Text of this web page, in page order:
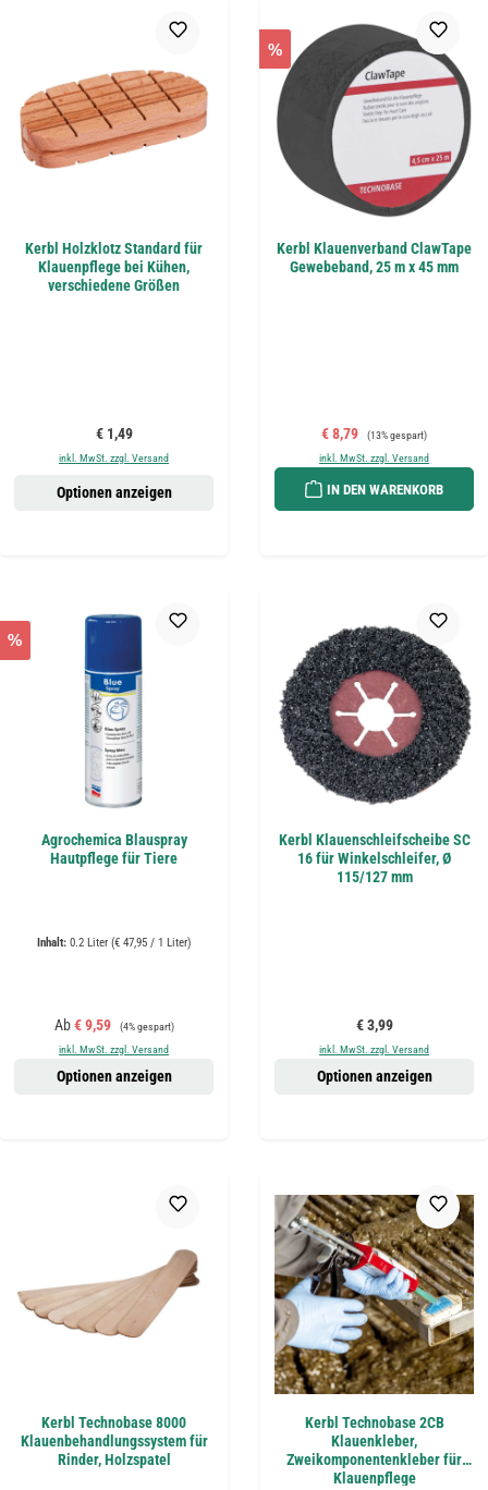
Kerbl Holzklotz Standard für
Klauenpflege bei Kühen,
verschiedene Größen
Regulärer Preis:
€ 1,49
inkl. MwSt. zzgl. Versand
Optionen anzeigen
%
Kerbl Klauenverband ClawTape
Gewebeband, 25 m x 45 mm
Verkaufspreis:
€ 8,79 Regulärer Preis:
(13% gespart)
inkl. MwSt. zzgl. Versand
IN DEN WARENKORB
%
Agrochemica Blauspray
Hautpflege für Tiere
Inhalt: 0.2 Liter (€ 47,95 / 1 Liter)
Verkaufspreis:
Ab€ 9,59 Regulärer Preis:
(4% gespart)
inkl. MwSt. zzgl. Versand
Optionen anzeigen
Kerbl Klauenschleifscheibe SC
16 für Winkelschleifer, Ø
115/127 mm
Regulärer Preis:
€ 3,99
inkl. MwSt. zzgl. Versand
Optionen anzeigen
Kerbl Technobase 8000
Klauenbehandlungssystem für
Rinder, Holzspatel
Kerbl Technobase 2CB
Klauenkleber,
Zweikomponentenkleber für
Klauenpflege